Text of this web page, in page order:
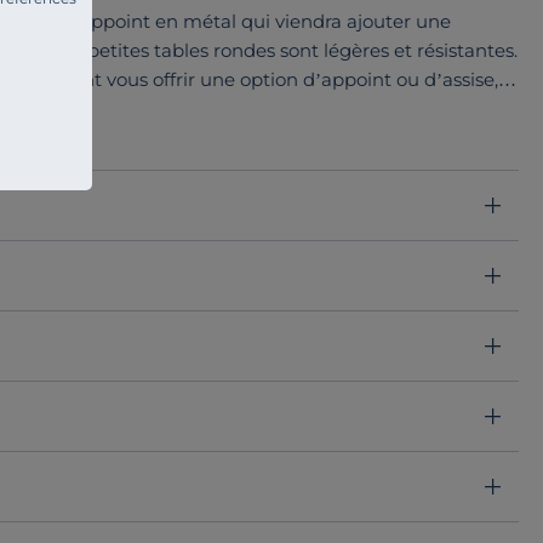
table d’appoint en métal qui viendra ajouter une
Ces petites tables rondes sont légères et résistantes.
cm vient vous offrir une option d’appoint ou d’assise,